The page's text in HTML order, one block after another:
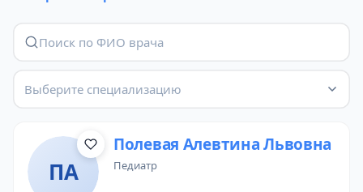
Выберите специализацию
ПА
Полевая Алевтина Львовна
педиатр